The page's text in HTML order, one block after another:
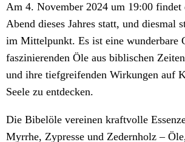
Am 4. November 2024 um 19:00 findet
Abend dieses Jahres statt, und diesmal
im Mittelpunkt. Es ist eine wunderbare
faszinierenden Öle aus biblischen
und ihre tiefgreifenden Wirkungen auf
Seele zu entdecken.
Die Bibelöle vereinen kraftvolle
Myrrhe, Zypresse und Zedernholz –